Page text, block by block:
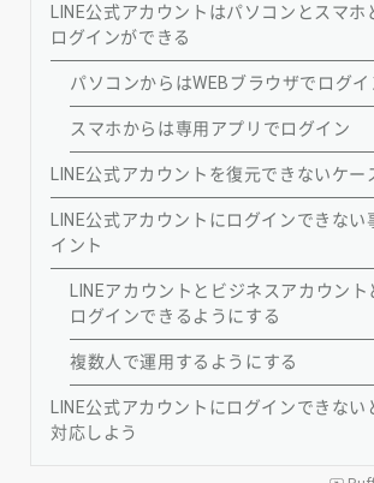
LINE公式アカウントはパソコンとスマホ
ログインができる
パソコンからはWEBブラウザでログイ
スマホからは専用アプリでログイン
LINE公式アカウントを復元できないケー
LINE公式アカウントにログインできない
イント
LINEアカウントとビジネスアカウン
ログインできるようにする
複数人で運用するようにする
LINE公式アカウントにログインできない
対応しよう